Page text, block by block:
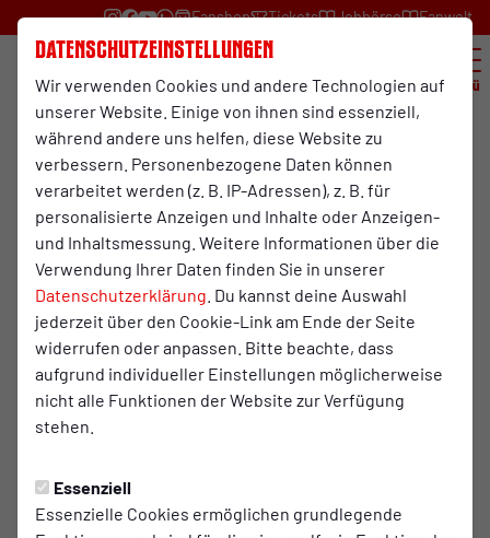
Datenschutzeinstellungen
Wir verwenden Cookies und andere Technologien auf
unserer Website. Einige von ihnen sind essenziell,
während andere uns helfen, diese Website zu
verbessern. Personenbezogene Daten können
verarbeitet werden (z. B. IP-Adressen), z. B. für
personalisierte Anzeigen und Inhalte oder Anzeigen-
und Inhaltsmessung. Weitere Informationen über die
Verwendung Ihrer Daten finden Sie in unserer
Datenschutzerklärung . Du kannst deine Auswahl
jederzeit über den Cookie-Link am Ende der Seite
widerrufen oder anpassen. Bitte beachte, dass
aufgrund individueller Einstellungen möglicherweise
nicht alle Funktionen der Website zur Verfügung
stehen.
Essenziell
Essenzielle Cookies ermöglichen grundlegende
Fanshop Tickets Jobbörse Fanwelt
Menü
Spieltags-Crew
Die RWO-Spieltags-Crew ist das Herzstück von Rot-Weißen
Heim- und Auswärtsspielen. Der enorme Aufwand wäre
ohne diese Mithilfe kaum machbar. Die Spieltags-Crew
besteht aus Frauen und Männern die eine Sache vereint,
unterschiedlich, wie sie nur sein könnten. Der Job des
Stadionsprechers, der Operator an der Anzeigentafel, die
Bedienung der Auswechseltafel, die Mithilfe in der